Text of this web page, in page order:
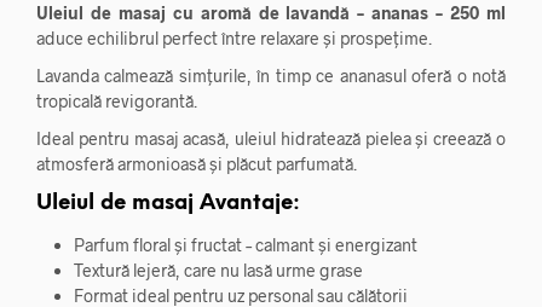
Uleiul de masaj cu aromă de lavandă – ananas – 250 ml
aduce echilibrul perfect între relaxare și prospețime.
Lavanda calmează simțurile, în timp ce ananasul oferă o notă
tropicală revigorantă.
Ideal pentru masaj acasă, uleiul hidratează pielea și creează o
atmosferă armonioasă și plăcut parfumată.
Uleiul de masaj Avantaje:
Parfum floral și fructat – calmant și energizant
Textură lejeră, care nu lasă urme grase
Format ideal pentru uz personal sau călătorii